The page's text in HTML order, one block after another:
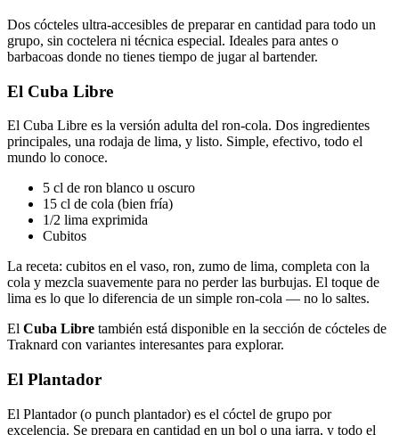
Dos cócteles ultra-accesibles de preparar en cantidad para todo un
grupo, sin coctelera ni técnica especial. Ideales para antes o
barbacoas donde no tienes tiempo de jugar al bartender.
El Cuba Libre
El Cuba Libre es la versión adulta del ron-cola. Dos ingredientes
principales, una rodaja de lima, y listo. Simple, efectivo, todo el
mundo lo conoce.
5 cl de ron blanco u oscuro
15 cl de cola (bien fría)
1/2 lima exprimida
Cubitos
La receta: cubitos en el vaso, ron, zumo de lima, completa con la
cola y mezcla suavemente para no perder las burbujas. El toque de
lima es lo que lo diferencia de un simple ron-cola — no lo saltes.
El Cuba Libre también está disponible en la sección de cócteles de
Traknard con variantes interesantes para explorar.
El Plantador
El Plantador (o punch plantador) es el cóctel de grupo por
excelencia. Se prepara en cantidad en un bol o una jarra, y todo el